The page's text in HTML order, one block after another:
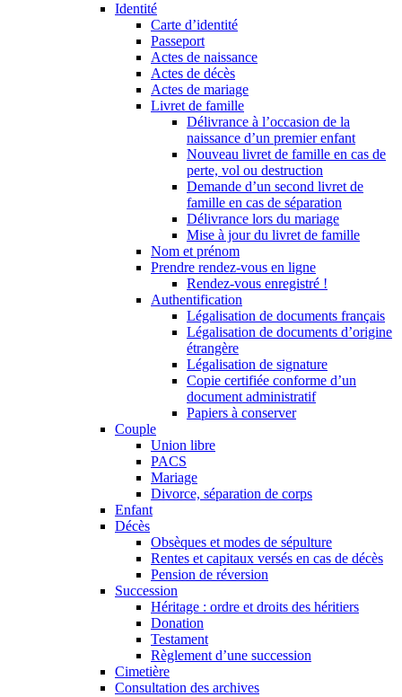
Identité
Carte d’identité
Passeport
Actes de naissance
Actes de décès
Actes de mariage
Livret de famille
Délivrance à l’occasion de la
naissance d’un premier enfant
Nouveau livret de famille en cas de
perte, vol ou destruction
Demande d’un second livret de
famille en cas de séparation
Délivrance lors du mariage
Mise à jour du livret de famille
Nom et prénom
Prendre rendez-vous en ligne
Rendez-vous enregistré !
Authentification
Légalisation de documents français
Légalisation de documents d’origine
étrangère
Légalisation de signature
Copie certifiée conforme d’un
document administratif
Papiers à conserver
Couple
Union libre
PACS
Mariage
Divorce, séparation de corps
Enfant
Décès
Obsèques et modes de sépulture
Rentes et capitaux versés en cas de décès
Pension de réversion
Succession
Héritage : ordre et droits des héritiers
Donation
Testament
Règlement d’une succession
Cimetière
Consultation des archives